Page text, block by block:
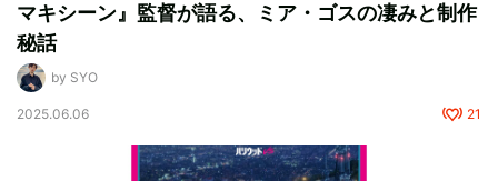
マキシーン』監督が語る、ミア・ゴスの凄みと制作
秘話
by SYO
2025.06.06 21